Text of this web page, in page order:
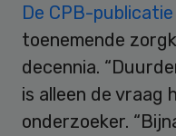
De CPB-publicatie
toenemende
decennia.
is alleen de vraag
onderzoeker.